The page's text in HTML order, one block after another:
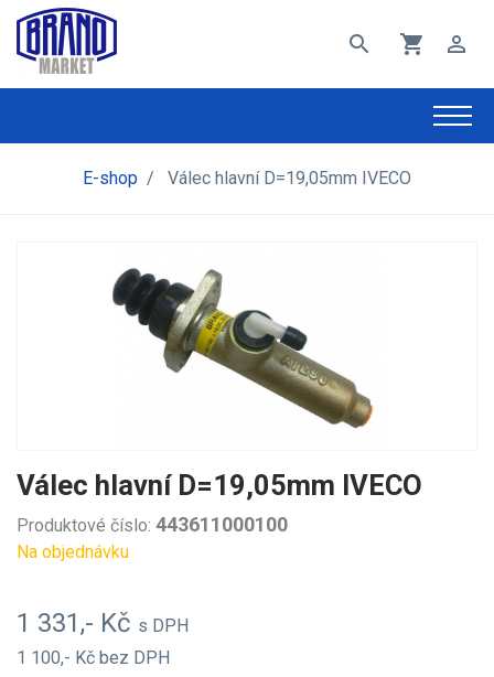
search shopping_cart perm_identity
E-shop / Válec hlavní D=19,05mm IVECO
Válec hlavní D=19,05mm IVECO
Produktové číslo: 443611000100
Na objednávku
1 331,- Kč s DPH
1 100,- Kč bez DPH